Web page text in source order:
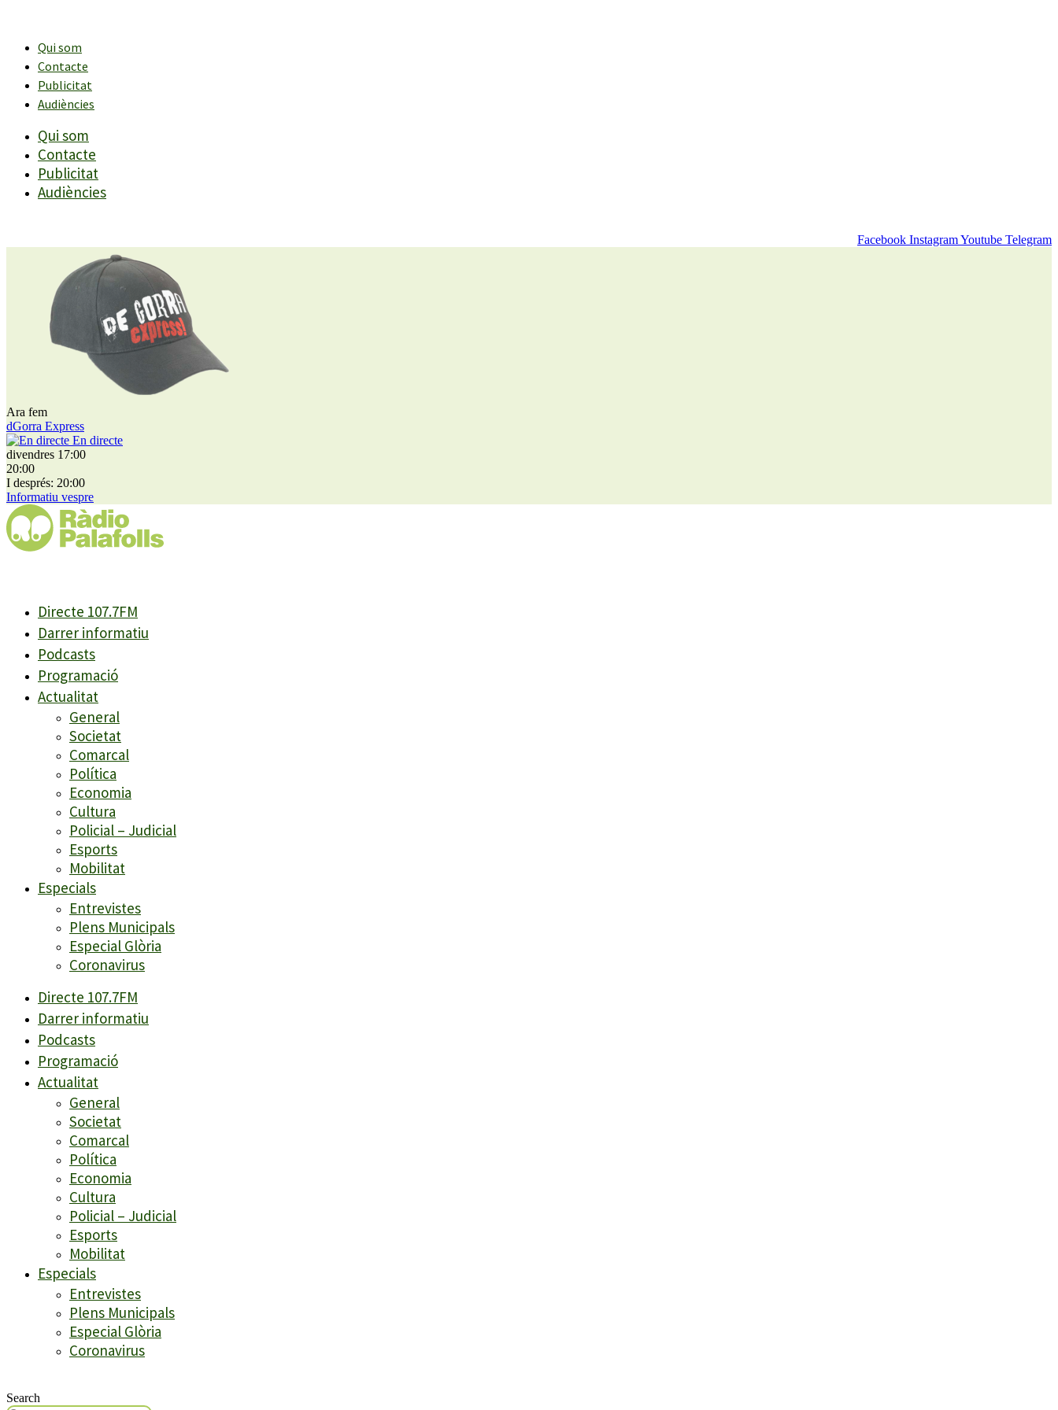
contingutQui som
Contacte
Publicitat
Audiències
Qui som
Contacte
Publicitat
Audiències
Facebook InstagramYoutube Telegram
Ara fem
dGorra Express
En directe
divendres 17:00
20:00
I després: 20:00
Informatiu vespre
Directe 107.7FM
Darrer informatiu
Podcasts
Programació
Actualitat
General
Societat
Comarcal
Política
Economia
Cultura
Policial – Judicial
Esports
Mobilitat
Especials
Entrevistes
Plens Municipals
Especial Glòria
Coronavirus
Directe 107.7FM
Darrer informatiu
Podcasts
Programació
Actualitat
General
Societat
Comarcal
Política
Economia
Cultura
Policial – Judicial
Esports
Mobilitat
Especials
Entrevistes
Plens Municipals
Especial Glòria
Coronavirus
Search